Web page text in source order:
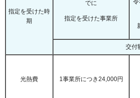
指定を受けた時
期
でに
指定を受けた事業所
交付
光熱費 1事業所につき24,000円